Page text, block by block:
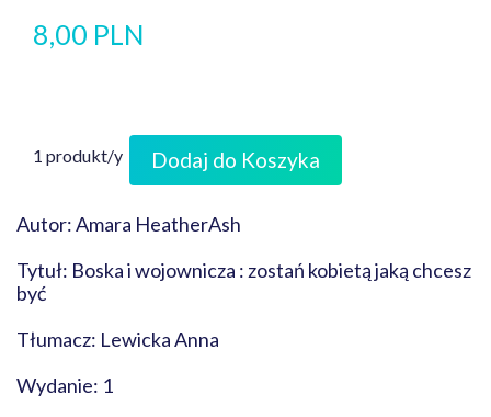
8,00 PLN
1 produkt/y Dodaj do Koszyka
Autor: Amara HeatherAsh
Tytuł: Boska i wojownicza : zostań kobietą jaką chcesz
być
Tłumacz: Lewicka Anna
Wydanie: 1